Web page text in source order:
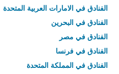
الفنادق في الامارات العربية المتحدة
الفنادق في البحرين
الفنادق في مصر
الفنادق في فرنسا
الفنادق في المملكة المتحدة